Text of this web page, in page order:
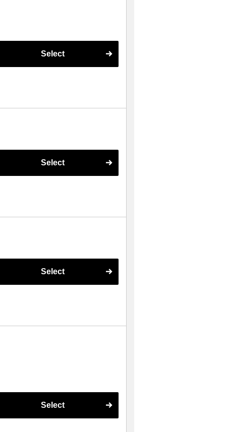
Select
Select
Select
Select